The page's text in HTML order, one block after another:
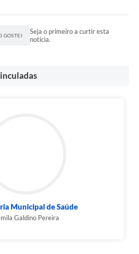
GOSTEI
Seja o primeiro a curtir esta
notícia.
Municipal de Saúde
Galdino Pereira